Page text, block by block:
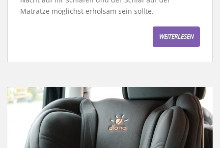
Matratze möglichst erholsam sein sollte.
WEITERLESEN